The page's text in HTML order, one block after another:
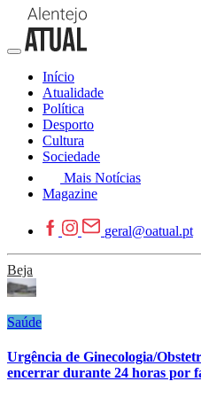
Início
Atualidade
Política
Desporto
Cultura
Sociedade
Mais Notícias
Magazine
geral@oatual.pt
Beja
Saúde
Urgência de Ginecologia/
encerrar durante 24 horas por